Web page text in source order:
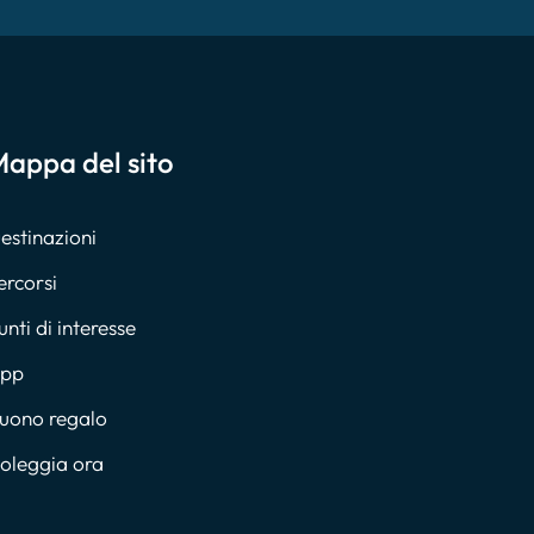
del sito
di interesse
regalo
ora